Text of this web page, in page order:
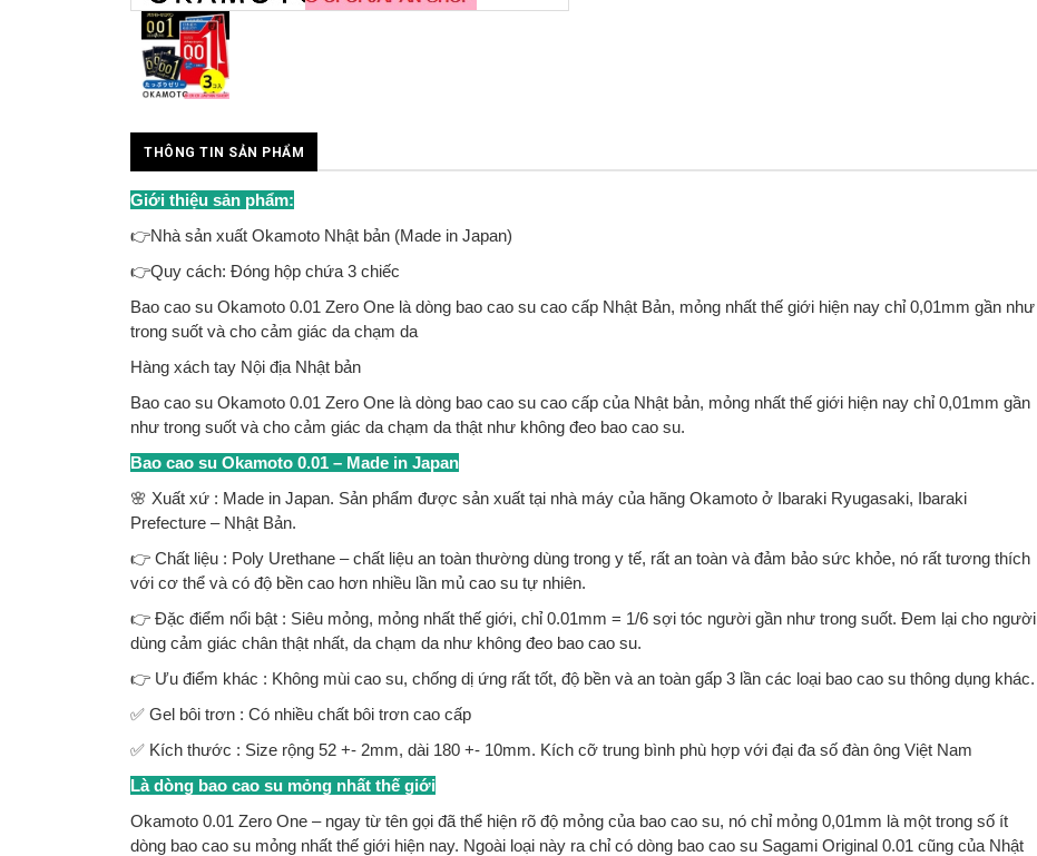
THÔNG TIN SẢN PHẨM
Giới thiệu sản phẩm:
👉Nhà sản xuất Okamoto Nhật bản (Made in Japan)
👉Quy cách: Đóng hộp chứa 3 chiếc
Bao cao su Okamoto 0.01 Zero One là dòng bao cao su cao cấp Nhật Bản, mỏng nhất thế giới hiện nay chỉ 0,01mm gần như
trong suốt và cho cảm giác da chạm da
Hàng xách tay Nội địa Nhật bản
Bao cao su Okamoto 0.01 Zero One là dòng bao cao su cao cấp của Nhật bản, mỏng nhất thế giới hiện nay chỉ 0,01mm gần
như trong suốt và cho cảm giác da chạm da thật như không đeo bao cao su.
Bao cao su Okamoto 0.01 – Made in Japan
🌸 Xuất xứ : Made in Japan. Sản phẩm được sản xuất tại nhà máy của hãng Okamoto ở Ibaraki Ryugasaki, Ibaraki
Prefecture – Nhật Bản.
👉 Chất liệu : Poly Urethane – chất liệu an toàn thường dùng trong y tế, rất an toàn và đảm bảo sức khỏe, nó rất tương thích
với cơ thể và có độ bền cao hơn nhiều lần mủ cao su tự nhiên.
👉 Đặc điểm nổi bật : Siêu mỏng, mỏng nhất thế giới, chỉ 0.01mm = 1/6 sợi tóc người gần như trong suốt. Đem lại cho người
dùng cảm giác chân thật nhất, da chạm da như không đeo bao cao su.
👉 Ưu điểm khác : Không mùi cao su, chống dị ứng rất tốt, độ bền và an toàn gấp 3 lần các loại bao cao su thông dụng khác.
✅ Gel bôi trơn : Có nhiều chất bôi trơn cao cấp
✅ Kích thước : Size rộng 52 +- 2mm, dài 180 +- 10mm. Kích cỡ trung bình phù hợp với đại đa số đàn ông Việt Nam
Là dòng bao cao su mỏng nhất thế giới
Okamoto 0.01 Zero One – ngay từ tên gọi đã thể hiện rõ độ mỏng của bao cao su, nó chỉ mỏng 0,01mm là một trong số ít
dòng bao cao su mỏng nhất thế giới hiện nay. Ngoài loại này ra chỉ có dòng bao cao su Sagami Original 0.01 cũng của Nhật